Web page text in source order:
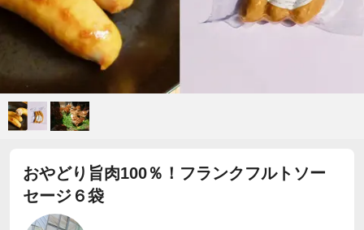
おやどり旨肉100％！フランクフルトソー
セージ６袋